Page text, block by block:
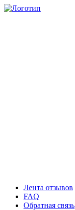
Лента отзывов
FAQ
Обратная связь